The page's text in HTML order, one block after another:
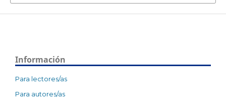
Información
Para lectores/as
Para autores/as